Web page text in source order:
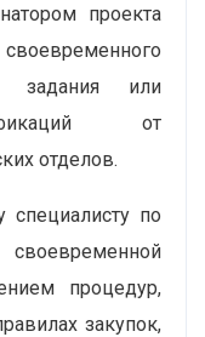
проекта
задания или
от
отделов.
по
процедур,
закупок,